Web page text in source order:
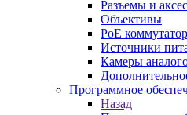
Разъемы и
Объективы
PoE
Источники
Камеры
Программное
Назад